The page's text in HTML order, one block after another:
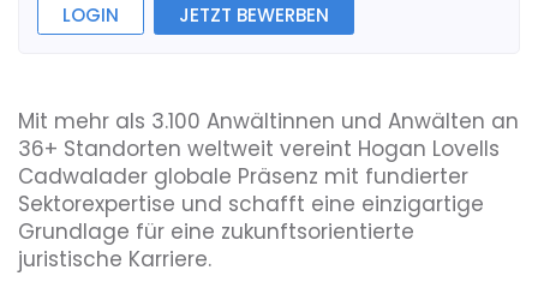
LOGIN JETZT BEWERBEN
Mit mehr als 3.100 Anwältinnen und Anwälten an
36+ Standorten weltweit vereint Hogan Lovells
Cadwalader globale Präsenz mit fundierter
Sektorexpertise und schafft eine einzigartige
Grundlage für eine zukunftsorientierte
juristische Karriere.